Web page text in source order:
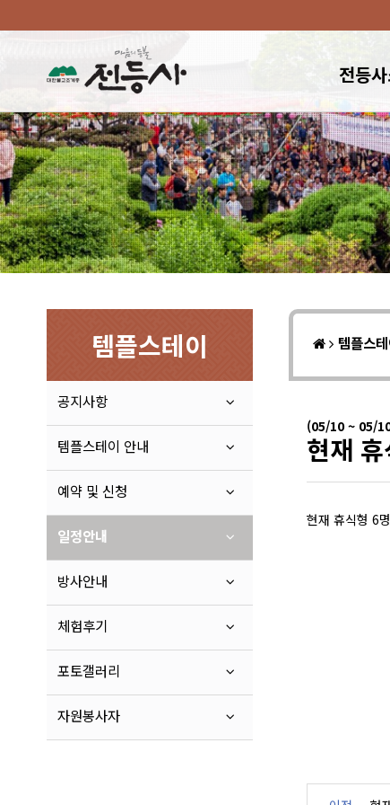
전등
템플스테이
공지사항
템플스테이 안내
예약 및 신청
일정안내
방사안내
체험후기
포토갤러리
자원봉사자
템플스
(05/10 ~ 05/
현재
현재 휴식형 6